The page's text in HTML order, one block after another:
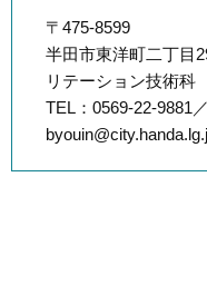
〒475-8599
半田市東洋町二丁目
リテーション技術科
TEL：0569‐22‐9881